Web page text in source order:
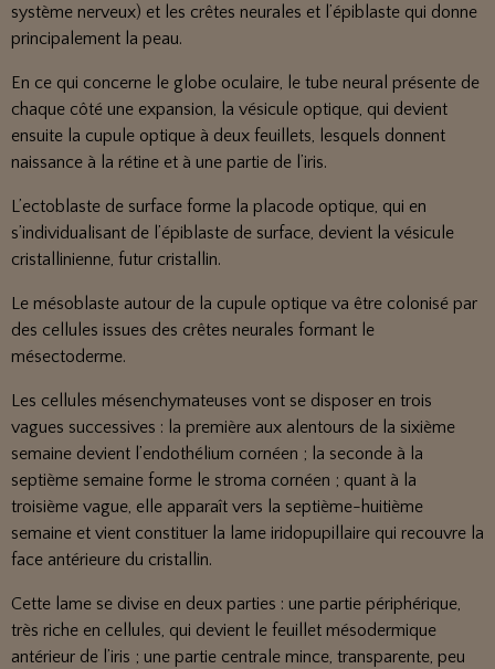
système nerveux) et les crêtes neurales et l’épiblaste qui donne
principalement la peau.
En ce qui concerne le globe oculaire, le tube neural présente de
chaque côté une expansion, la vésicule optique, qui devient
ensuite la cupule optique à deux feuillets, lesquels donnent
naissance à la rétine et à une partie de l’iris.
L’ectoblaste de surface forme la placode optique, qui en
s’individualisant de l’épiblaste de surface, devient la vésicule
cristallinienne, futur cristallin.
Le mésoblaste autour de la cupule optique va être colonisé par
des cellules issues des crêtes neurales formant le
mésectoderme.
Les cellules mésenchymateuses vont se disposer en trois
vagues successives : la première aux alentours de la sixième
semaine devient l’endothélium cornéen ; la seconde à la
septième semaine forme le stroma cornéen ; quant à la
troisième vague, elle apparaît vers la septième-huitième
semaine et vient constituer la lame iridopupillaire qui recouvre la
face antérieure du cristallin.
Cette lame se divise en deux parties : une partie périphérique,
très riche en cellules, qui devient le feuillet mésodermique
antérieur de l’iris ; une partie centrale mince, transparente, peu